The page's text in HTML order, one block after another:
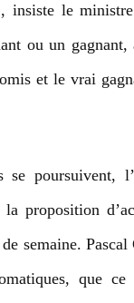
insiste le
ou un
et le vrai
se poursuivent,
la proposition
semaine.
que